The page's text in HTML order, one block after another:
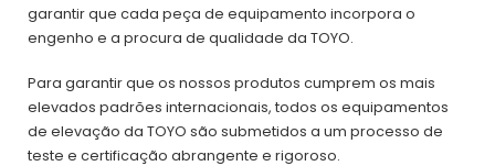
garantir que cada peça de equipamento incorpora o
engenho e a procura de qualidade da TOYO.
Para garantir que os nossos produtos cumprem os mais
elevados padrões internacionais, todos os equipamentos
de elevação da TOYO são submetidos a um processo de
teste e certificação abrangente e rigoroso.